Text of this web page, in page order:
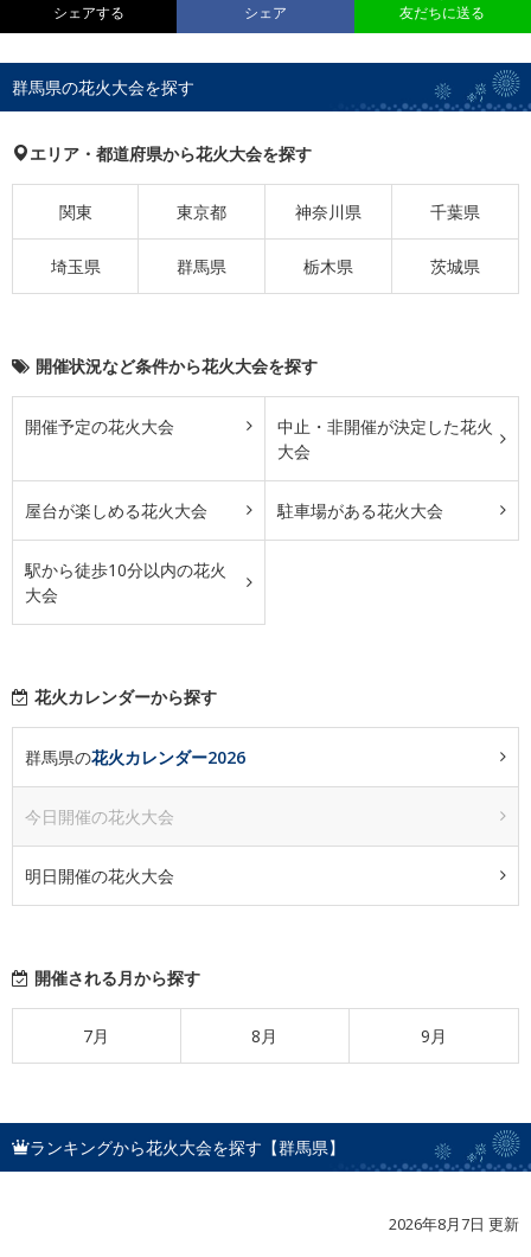
シェアする シェア 友だちに送る
群馬県の花火大会を探す
エリア・都道府県から花火大会を探す
関東 東京都 神奈川県 千葉県
埼玉県 群馬県 栃木県 茨城県
開催状況など条件から花火大会を探す
開催予定の花火大会
中止・非開催が決定した花火
大会
屋台が楽しめる花火大会 駐車場がある花火大会
駅から徒歩10分以内の花火
大会
花火カレンダーから探す
群馬県の花火カレンダー2026
今日開催の花火大会
明日開催の花火大会
開催される月から探す
7月 8月 9月
ランキングから花火大会を探す【群馬県】
2026年8月7日 更新